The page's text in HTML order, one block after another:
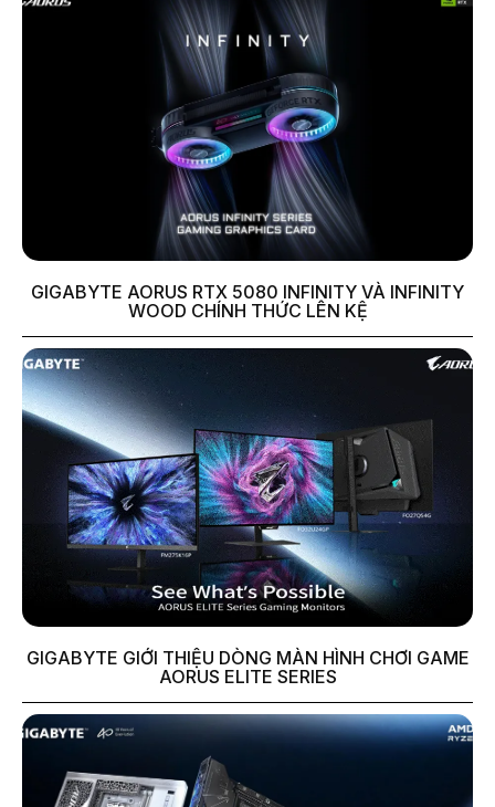
GIGABYTE AORUS RTX 5080 INFINITY VÀ INFINITY
WOOD CHÍNH THỨC LÊN KỆ
GIGABYTE GIỚI THIỆU DÒNG MÀN HÌNH CHƠI GAME
AORUS ELITE SERIES